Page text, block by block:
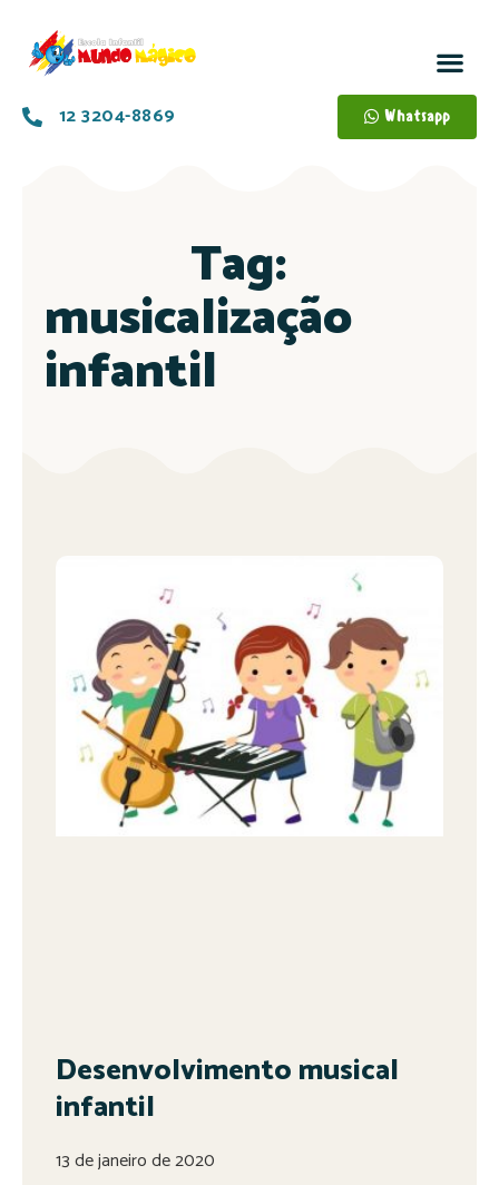
12 3204-8869 Whatsapp
Tag:
musicalização
infantil
Desenvolvimento musical
infantil
13 de janeiro de 2020